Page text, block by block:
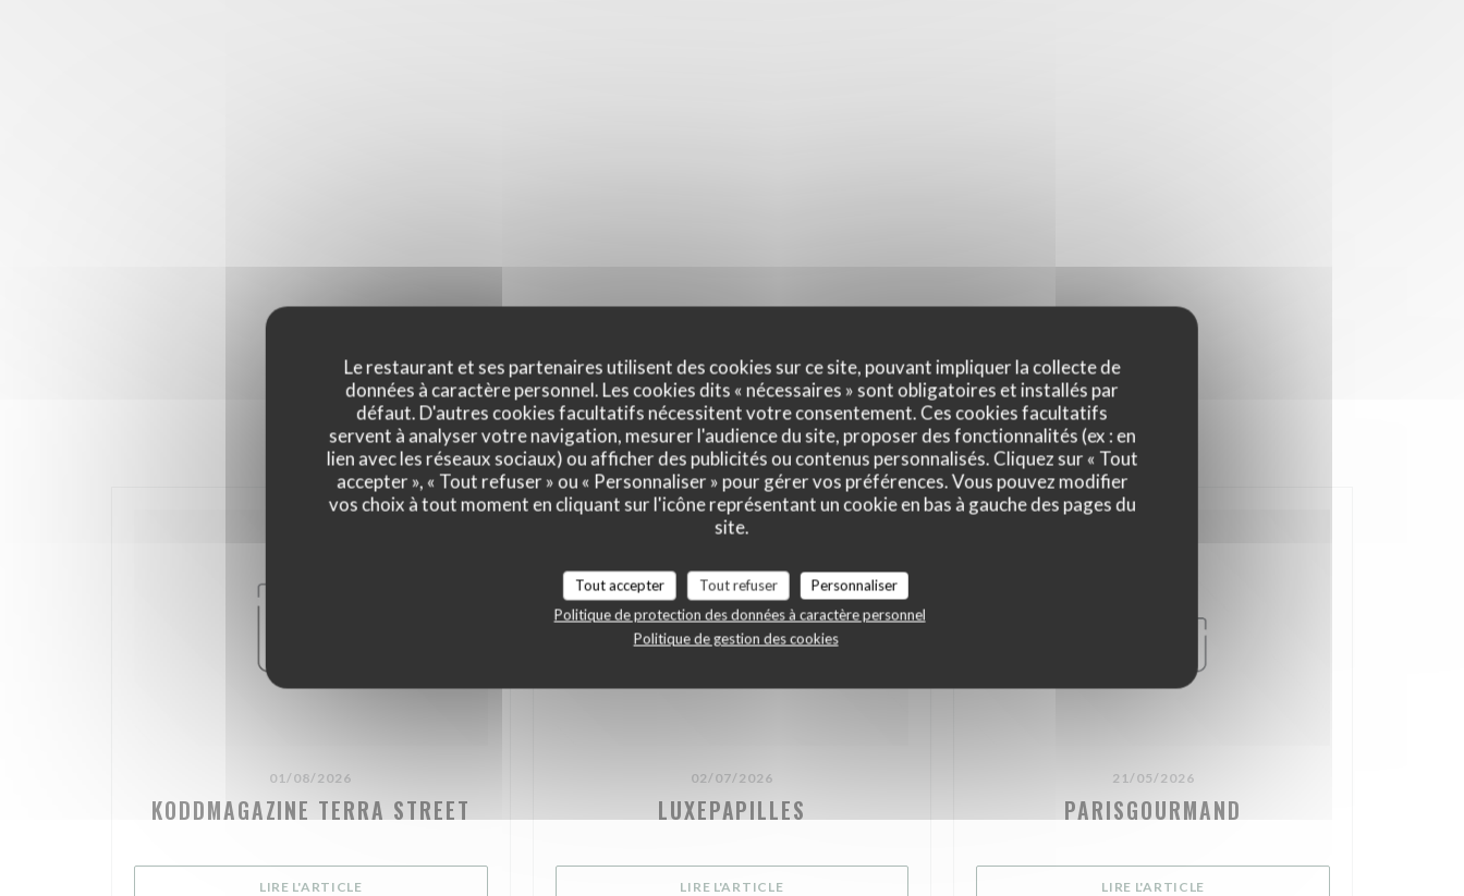
Le restaurant et ses partenaires utilisent des cookies sur ce site, pouvant impliquer la collecte de
données à caractère personnel. Les cookies dits « nécessaires » sont obligatoires et installés par
défaut. D'autres cookies facultatifs nécessitent votre consentement. Ces cookies facultatifs
servent à analyser votre navigation, mesurer l'audience du site, proposer des fonctionnalités (ex : en
lien avec les réseaux sociaux) ou afficher des publicités ou contenus personnalisés. Cliquez sur « Tout
accepter », « Tout refuser » ou « Personnaliser » pour gérer vos préférences. Vous pouvez modifier
vos choix à tout moment en cliquant sur l'icône représentant un cookie en bas à gauche des pages du
site.
Tout accepter Tout refuser
Personnaliser
Politique de protection des données à caractère personnel
Politique de gestion des cookies
01/08/2026
KODDMAGAZINE TERRA STREET
LIRE L'ARTICLE((OUVRE UNE NOUVELLE FENÊTRE))
02/07/2026
LUXEPAPILLES
LIRE L'ARTICLE((OUVRE UNE NOUVELLE FENÊTRE))
21/05/2026
PARISGOURMAND
LIRE L'ARTICLE